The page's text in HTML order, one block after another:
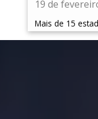
19 de
Mais de 15